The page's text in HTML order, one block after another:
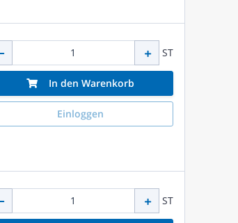
ST
In den Warenkorb
Einloggen
ST